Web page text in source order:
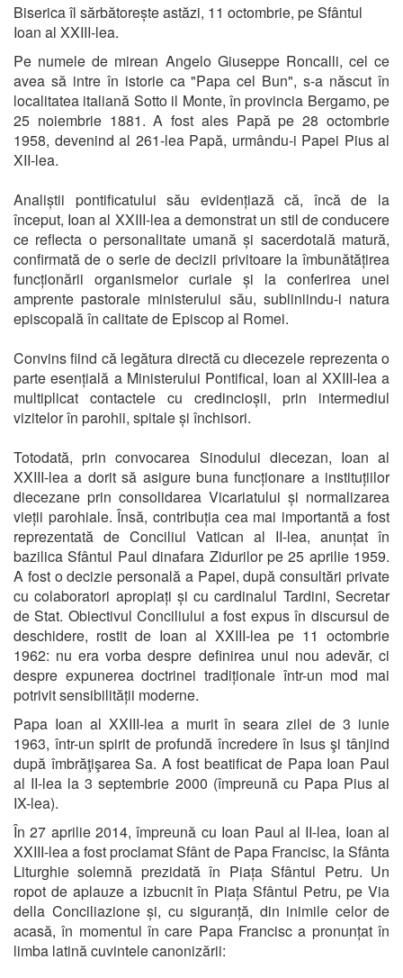
Biserica îl sărbătorește astăzi, 11 octombrie, pe Sfântul
Ioan al XXIII-lea.
Pe numele de mirean Angelo Giuseppe Roncalli, cel ce
avea să intre în istorie ca "Papa cel Bun", s-a născut în
localitatea italiană Sotto il Monte, în provincia Bergamo, pe
25 noiembrie 1881. A fost ales Papă pe 28 octombrie
1958, devenind al 261-lea Papă, urmându-i Papei Pius al
XII-lea.
Analiștii pontificatului său evidențiază că, încă de la
început, Ioan al XXIII-lea a demonstrat un stil de conducere
ce reflecta o personalitate umană și sacerdotală matură,
confirmată de o serie de decizii privitoare la îmbunătățirea
funcționării organismelor curiale și la conferirea unei
amprente pastorale ministerului său, subliniindu-i natura
episcopală în calitate de Episcop al Romei.
Convins fiind că legătura directă cu diecezele reprezenta o
parte esențială a Ministerului Pontifical, Ioan al XXIII-lea a
multiplicat contactele cu credincioșii, prin intermediul
vizitelor în parohii, spitale și închisori.
Totodată, prin convocarea Sinodului diecezan, Ioan al
XXIII-lea a dorit să asigure buna funcționare a instituțiilor
diecezane prin consolidarea Vicariatului și normalizarea
vieții parohiale. Însă, contribuția cea mai importantă a fost
reprezentată de Conciliul Vatican al II-lea, anunțat în
bazilica Sfântul Paul dinafara Zidurilor pe 25 aprilie 1959.
A fost o decizie personală a Papei, după consultări private
cu colaboratori apropiați și cu cardinalul Tardini, Secretar
de Stat. Obiectivul Conciliului a fost expus în discursul de
deschidere, rostit de Ioan al XXIII-lea pe 11 octombrie
1962: nu era vorba despre definirea unui nou adevăr, ci
despre expunerea doctrinei tradiționale într-un mod mai
potrivit sensibilității moderne.
Papa Ioan al XXIII-lea a murit în seara zilei de 3 iunie
1963, într-un spirit de profundă încredere în Isus şi tânjind
după îmbrăţişarea Sa. A fost beatificat de Papa Ioan Paul
al II-lea la 3 septembrie 2000 (împreună cu Papa Pius al
IX-lea).
În 27 aprilie 2014,împreună cu Ioan Paul al II-lea, Ioan al
XXIII-leaa fost proclamat Sfânt de Papa Francisc, la Sfânta
Liturghie solemnă prezidată în Piața Sfântul Petru. Un
ropot de aplauze a izbucnit în Piața Sfântul Petru, pe Via
della Conciliazione și, cu siguranță, din inimile celor de
acasă, în momentul în care Papa Francisc a pronunțat în
limba latină cuvintele canonizării: